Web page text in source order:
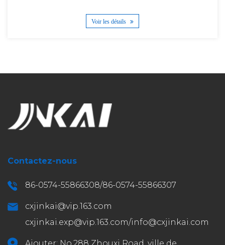
Voir les détails
Contactez-nous
86-0574-55866308/86-0574-55866307
cxjinkai@vip.163.com
cxjinkai.exp@vip.163.com/info@cxjinkai.com